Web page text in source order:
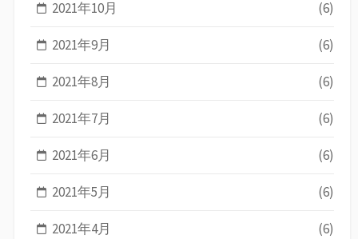
2021年10月 (6)
2021年9月 (6)
2021年8月 (6)
2021年7月 (6)
2021年6月 (6)
2021年5月 (6)
2021年4月 (6)